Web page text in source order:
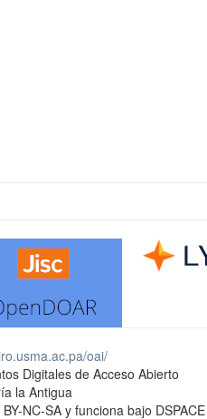
oai/
Digitales de Acceso Abierto
la Antigua
NC-SA y funciona bajo DSPACE